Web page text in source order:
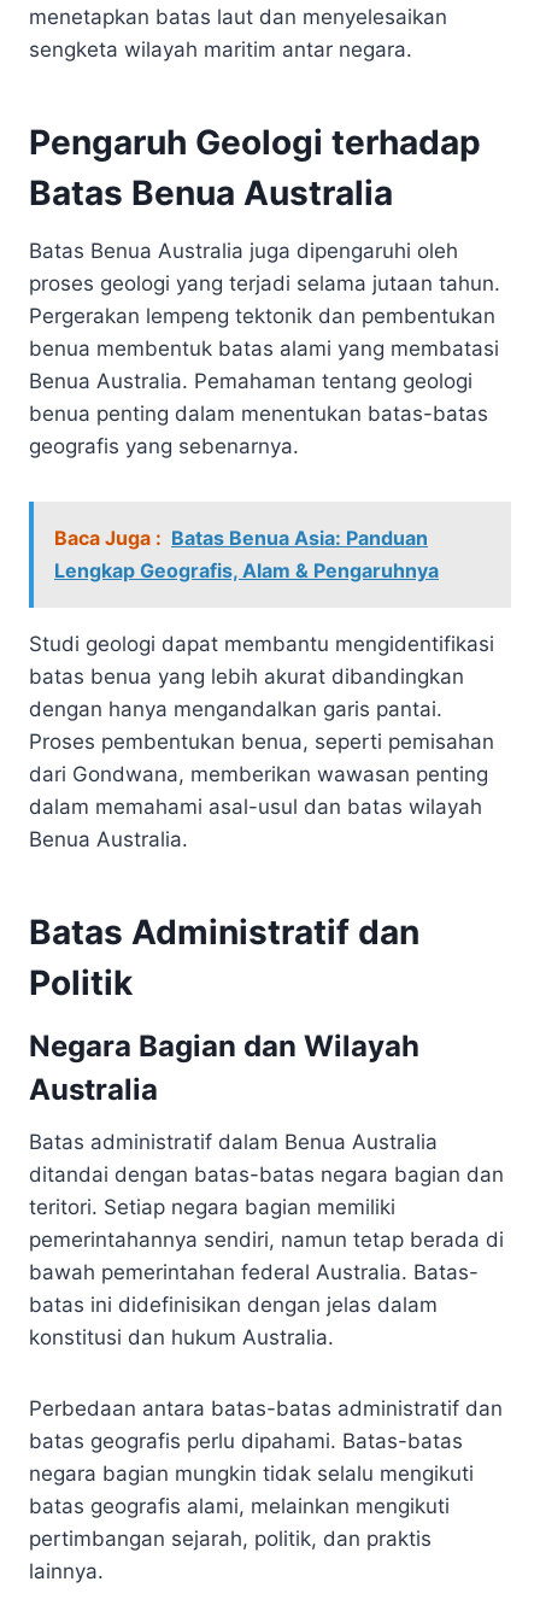
menetapkan batas laut dan menyelesaikan
sengketa wilayah maritim antar negara.
Pengaruh Geologi terhadap
Batas Benua Australia
Batas Benua Australia juga dipengaruhi oleh
proses geologi yang terjadi selama jutaan tahun.
Pergerakan lempeng tektonik dan pembentukan
benua membentuk batas alami yang membatasi
Benua Australia. Pemahaman tentang geologi
benua penting dalam menentukan batas-batas
geografis yang sebenarnya.
Baca Juga : Batas Benua Asia: Panduan
Lengkap Geografis, Alam & Pengaruhnya
Studi geologi dapat membantu mengidentifikasi
batas benua yang lebih akurat dibandingkan
dengan hanya mengandalkan garis pantai.
Proses pembentukan benua, seperti pemisahan
dari Gondwana, memberikan wawasan penting
dalam memahami asal-usul dan batas wilayah
Benua Australia.
Batas Administratif dan
Politik
Negara Bagian dan Wilayah
Australia
Batas administratif dalam Benua Australia
ditandai dengan batas-batas negara bagian dan
teritori. Setiap negara bagian memiliki
pemerintahannya sendiri, namun tetap berada di
bawah pemerintahan federal Australia. Batas-
batas ini didefinisikan dengan jelas dalam
konstitusi dan hukum Australia.
Perbedaan antara batas-batas administratif dan
batas geografis perlu dipahami. Batas-batas
negara bagian mungkin tidak selalu mengikuti
batas geografis alami, melainkan mengikuti
pertimbangan sejarah, politik, dan praktis
lainnya.